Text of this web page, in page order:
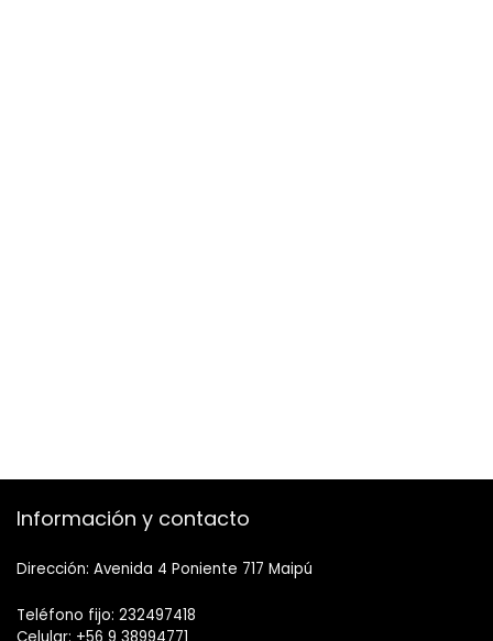
Información y contacto
Dirección: Avenida 4 Poniente 717 Maipú
Teléfono fijo: 232497418